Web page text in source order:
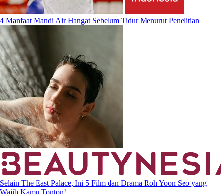
4 Manfaat Mandi Air Hangat Sebelum Tidur Menurut Penelitian
Selain The East Palace, Ini 5 Film dan Drama Roh Yoon Seo yang
Wajib Kamu Tonton!